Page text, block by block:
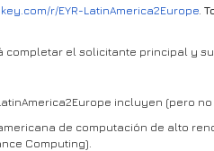
r/EYR-LatinAmerica2Europe
el solicitante principal y
incluyen (pero no
de computación de alto
Computing).